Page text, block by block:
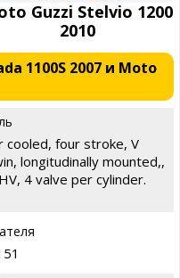
Guzzi Stelvio 1200
2010
1100S 2007 и Moto
cooled, four stroke, V
longitudinally mounted,,
4 valve per cylinder.